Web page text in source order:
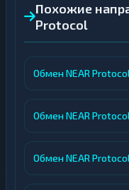
Похожие
Protocol
Обмен NEAR
Обмен NEAR
Обмен NEAR